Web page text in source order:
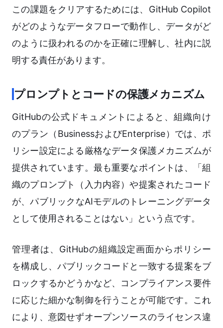
この課題をクリアするためには、GitHub Copilot
がどのようなデータフローで動作し、データがど
のように扱われるのかを正確に理解し、社内に説
明する責任があります。
プロンプトとコードの保護メカニズム
GitHubの公式ドキュメントによると、組織向け
のプラン（BusinessおよびEnterprise）では、ポ
リシー設定による厳格なデータ保護メカニズムが
提供されています。最も重要なポイントは、「組
織のプロンプト（入力内容）や提案されたコード
が、パブリックなAIモデルのトレーニングデータ
として使用されることはない」という点です。
管理者は、GitHubの組織設定画面からポリシー
を構成し、パブリックコードと一致する提案をブ
ロックするかどうかなど、コンプライアンス要件
に応じた細かな制御を行うことが可能です。これ
により、意図せずオープンソースのライセンス違